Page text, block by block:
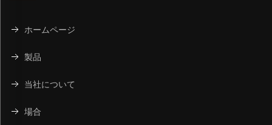
ホームページ
製品
当社について
場合